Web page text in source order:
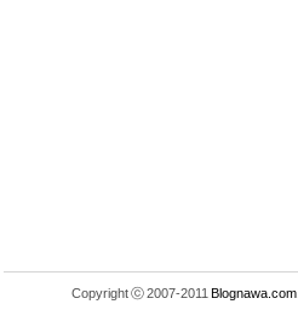
Copyright ⓒ 2007-2011 Blognawa.com